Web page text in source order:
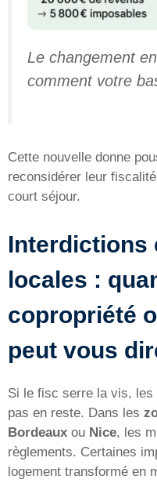
Le changement
comment votre
Cette nouvelle donne
reconsidérer leur
court séjour.
Interdictions
locales :
copropriété
peut vous
Si le fisc serre la vis,
pas en reste. Dans les
Bordeaux ou Nice, les
règlements. Certaines
logement transformé en